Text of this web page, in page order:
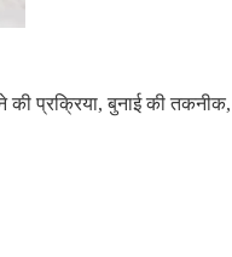
की प्रक्रिया, बुनाई की